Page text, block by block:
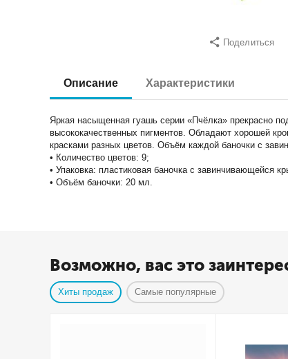
Поделиться
Описание Характеристики
Яркая насыщенная гуашь серии «Пчёлка» прекрасно
высококачественных пигментов. Обладают хорошей
красками разных цветов. Объём каждой баночки с
• Количество цветов: 9;
• Упаковка: пластиковая баночка с завинчивающейся
• Объём баночки: 20 мл.
Возможно, вас это
Хиты продаж Самые популярные